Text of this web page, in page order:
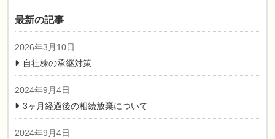
最新の記事
2026年3月10日
自社株の承継対策
2024年9月4日
3ヶ月経過後の相続放棄について
2024年9月4日